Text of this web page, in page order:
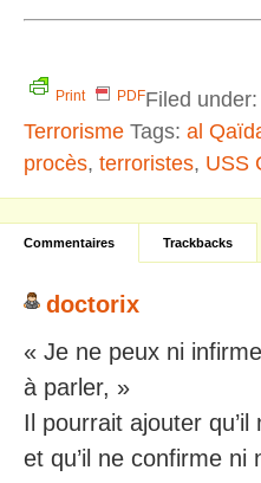
Print PDFFiled under:
Terrorisme Tags: al
procès, terroristes, USS
Commentaires Trackbacks
doctorix
« Je ne peux ni
à parler, »
Il pourrait ajouter
et qu’il ne confirme